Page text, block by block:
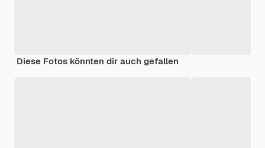
Diese Fotos könnten dir auch gefallen